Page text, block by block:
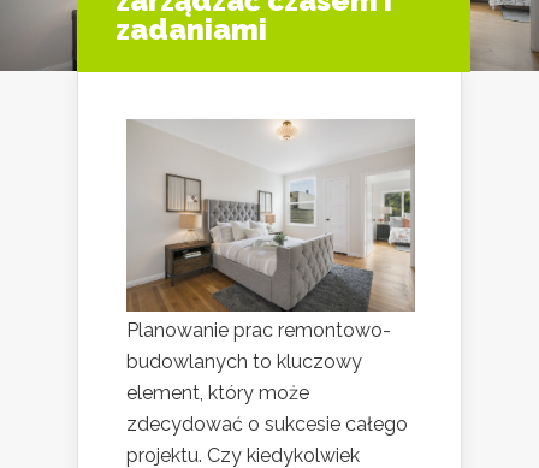
zadaniami
Planowanie prac remontowo-
budowlanych to kluczowy
element, który może
zdecydować o sukcesie całego
projektu. Czy kiedykolwiek